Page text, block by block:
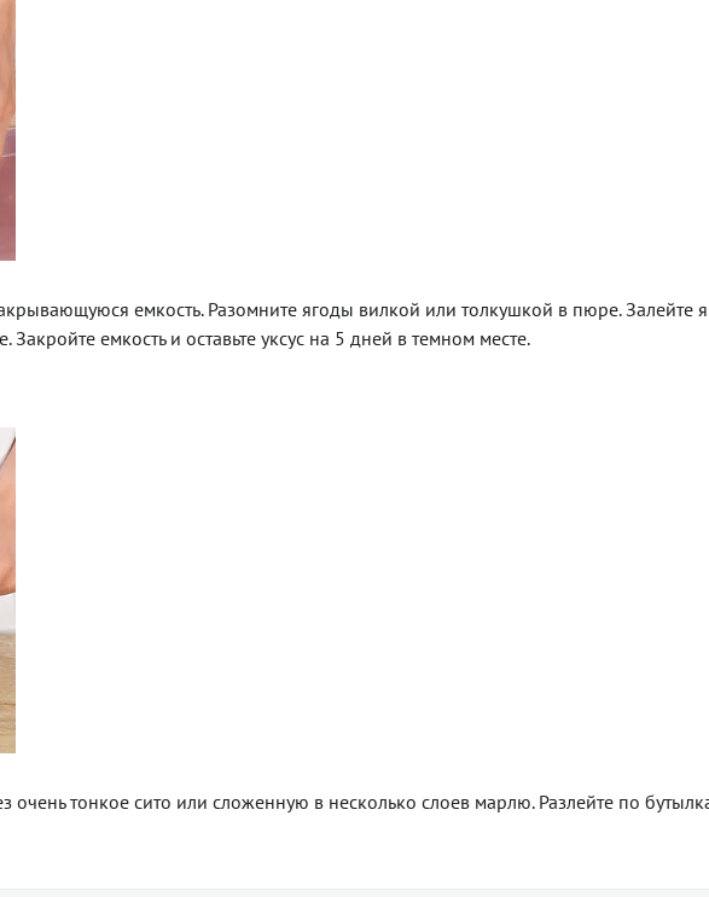
емкость. Разомните ягоды вилкой или толкушкой в пюре. Залейте
емкость и оставьте уксус на 5 дней в темном месте.
очень тонкое сито или сложенную в несколько слоев марлю. Разлейте по